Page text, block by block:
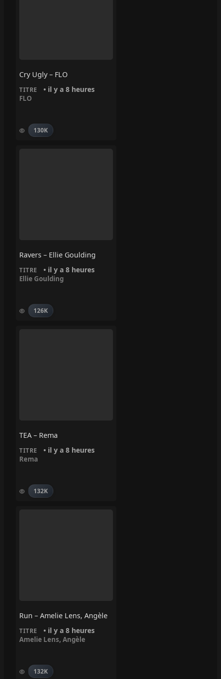
Cry Ugly – FLO
TITRE • il y a 8 heures
FLO
130K
Ravers – Ellie Goulding
TITRE • il y a 8 heures
Ellie Goulding
126K
TEA – Rema
TITRE • il y a 8 heures
Rema
132K
Run – Amelie Lens, Angèle
TITRE • il y a 8 heures
Amelie Lens, Angèle
132K